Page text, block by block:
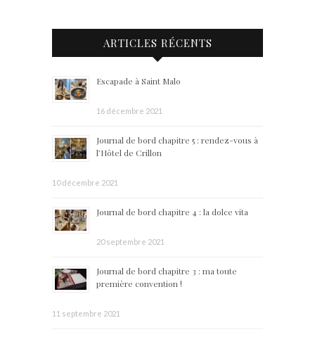
ARTICLES RÉCENTS
Escapade à Saint Malo
16 décembre 2021
Journal de bord chapitre 5 : rendez-vous à
l’Hôtel de Crillon
10 décembre 2021
Journal de bord chapitre 4 : la dolce vita
20 septembre 2021
Journal de bord chapitre 3 : ma toute
première convention !
11 septembre 2021